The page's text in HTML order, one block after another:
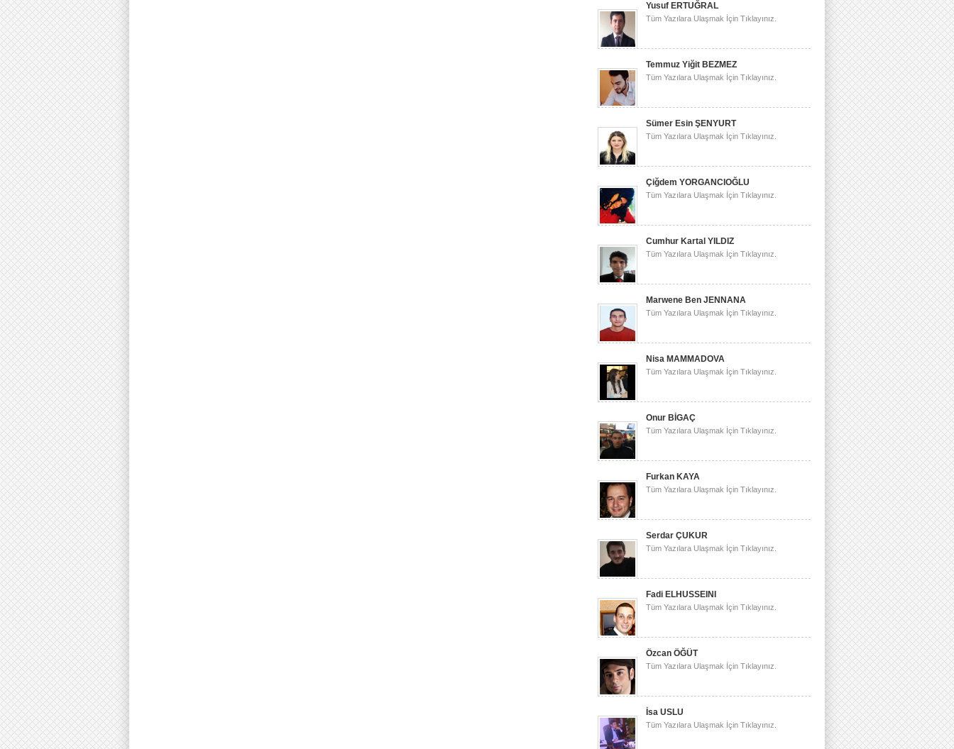
Yusuf ERTUĞRAL
Tüm Yazılara Ulaşmak İçin Tıklayınız.
Temmuz Yiğit BEZMEZ
Tüm Yazılara Ulaşmak İçin Tıklayınız.
Sümer Esin ŞENYURT
Tüm Yazılara Ulaşmak İçin Tıklayınız.
Çiğdem YORGANCIOĞLU
Tüm Yazılara Ulaşmak İçin Tıklayınız.
Cumhur Kartal YILDIZ
Tüm Yazılara Ulaşmak İçin Tıklayınız.
Marwene Ben JENNANA
Tüm Yazılara Ulaşmak İçin Tıklayınız.
Nisa MAMMADOVA
Tüm Yazılara Ulaşmak İçin Tıklayınız.
Onur BİGAÇ
Tüm Yazılara Ulaşmak İçin Tıklayınız.
Furkan KAYA
Tüm Yazılara Ulaşmak İçin Tıklayınız.
Serdar ÇUKUR
Tüm Yazılara Ulaşmak İçin Tıklayınız.
Fadi ELHUSSEINI
Tüm Yazılara Ulaşmak İçin Tıklayınız.
Özcan ÖĞÜT
Tüm Yazılara Ulaşmak İçin Tıklayınız.
İsa USLU
Tüm Yazılara Ulaşmak İçin Tıklayınız.